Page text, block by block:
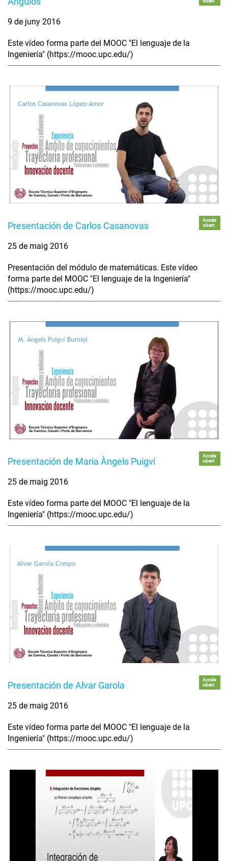
9 de juny 2016
Este vídeo forma parte del MOOC "El lenguaje de la
Ingeniería" (https://mooc.upc.edu/)
Presentación de Carlos Casanovas
Accés
obert
25 de maig 2016
Presentación del módulo de matemáticas. Este vídeo
forma parte del MOOC "El lenguaje de la Ingeniería"
(https://mooc.upc.edu/)
Presentación de Maria Àngels Puigví
Accés
obert
25 de maig 2016
Este vídeo forma parte del MOOC "El lenguaje de la
Ingeniería" (https://mooc.upc.edu/)
Presentación de Alvar Garola
Accés
obert
25 de maig 2016
Este vídeo forma parte del MOOC "El lenguaje de la
Ingeniería" (https://mooc.upc.edu/)